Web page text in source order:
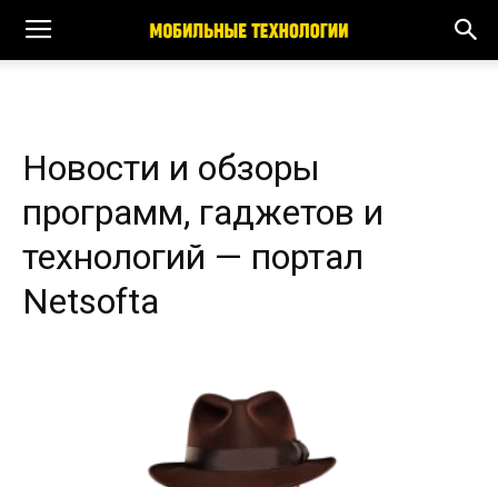
Новости и обзоры
программ, гаджетов и
технологий — портал
Netsofta